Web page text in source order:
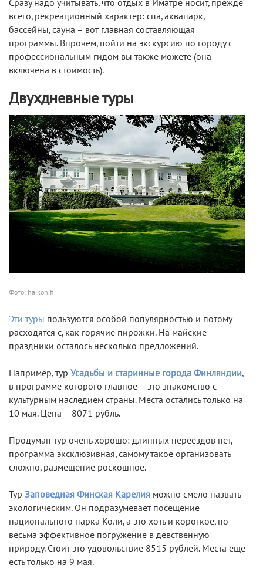
Сразу надо учитывать, что отдых в Иматре носит, прежде
всего, рекреационный характер: спа, аквапарк,
бассейны, сауна – вот главная составляющая
программы. Впрочем, пойти на экскурсию по городу с
профессиональным гидом вы также можете (она
включена в стоимость).
Двухдневные туры
Фото: haikon.fi
Эти туры пользуются особой популярностью и потому
расходятся с, как горячие пирожки. На майские
праздники осталось несколько предложений.
Например, тур Усадьбы и старинные города Финляндии,
в программе которого главное – это знакомство с
культурным наследием страны. Места остались только на
10 мая. Цена – 8071 рубль.
Продуман тур очень хорошо: длинных переездов нет,
программа эксклюзивная, самому такое организовать
сложно, размещение роскошное.
Тур Заповедная Финская Карелия можно смело назвать
экологическим. Он подразумевает посещение
национального парка Коли, а это хоть и короткое, но
весьма эффективное погружение в девственную
природу. Стоит это удовольствие 8515 рублей. Места еще
есть только на 9 мая.